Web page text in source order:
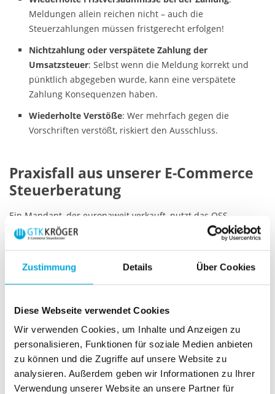
Zustimmung Details Über Cookies
Diese Webseite verwendet Cookies
Wir verwenden Cookies, um Inhalte und Anzeigen zu
personalisieren, Funktionen für soziale Medien anbieten
zu können und die Zugriffe auf unsere Website zu
analysieren. Außerdem geben wir Informationen zu Ihrer
Verwendung unserer Website an unsere Partner für
Meldungen allein reichen nicht – auch die
Steuerzahlungen müssen fristgerecht erfolgen!
Nichtzahlung oder verspätete Zahlung der
Umsatzsteuer: Selbst wenn die Meldung korrekt und
pünktlich abgegeben wurde, kann eine verspätete
Zahlung Konsequenzen haben.
Wiederholte Verstöße: Wer mehrfach gegen die
Vorschriften verstößt, riskiert den Ausschluss.
Praxisfall aus unserer E-Commerce
Steuerberatung
Ein Mandant, der europaweit verkauft, nutzt das OSS-
Verfahren. Wir haben sämtliche Umsatzsteuermeldungen
fristgerecht übermittelt. Allerdings erfolgte die Zahlung der
OSS-Steuer in Höhe von 400.000 EUR verspätet
nicht das erste Mal
, sondern wiederholte sich bereits in der
Vergangenheit, trotz unserer mehrfachen und frühzeitigen
Die Folge? Der Ausschluss droht! Sollte es dazu kommen,
müsste der Mandant sich in mehreren EU-Ländern steuerlich
registrieren und die Umsatzsteuer direkt dort melden – ein
massiver bürokratischer und finanzieller Mehraufwand.